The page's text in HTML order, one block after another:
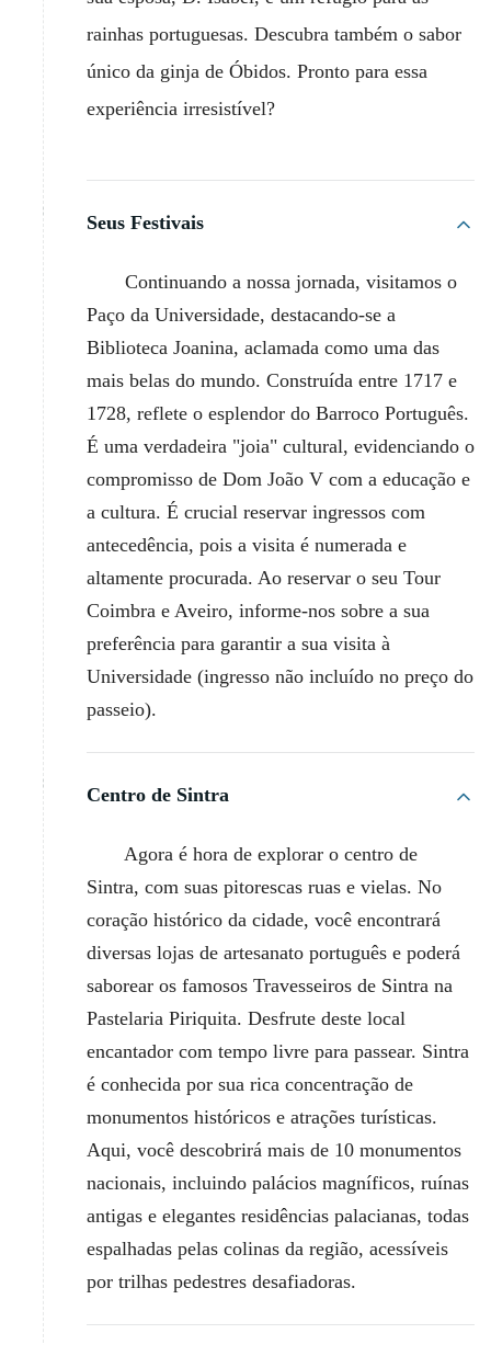
rainhas portuguesas. Descubra também o sabor
único da ginja de Óbidos. Pronto para essa
experiência irresistível?
Seus Festivais
Continuando a nossa jornada, visitamos o
Paço da Universidade, destacando-se a
Biblioteca Joanina, aclamada como uma das
mais belas do mundo. Construída entre 1717 e
1728, reflete o esplendor do Barroco Português.
É uma verdadeira "joia" cultural, evidenciando o
compromisso de Dom João V com a educação e
a cultura. É crucial reservar ingressos com
antecedência, pois a visita é numerada e
altamente procurada. Ao reservar o seu Tour
Coimbra e Aveiro, informe-nos sobre a sua
preferência para garantir a sua visita à
Universidade (ingresso não incluído no preço do
passeio).
Centro de Sintra
Agora é hora de explorar o centro de
Sintra, com suas pitorescas ruas e vielas. No
coração histórico da cidade, você encontrará
diversas lojas de artesanato português e poderá
saborear os famosos Travesseiros de Sintra na
Pastelaria Piriquita. Desfrute deste local
encantador com tempo livre para passear. Sintra
é conhecida por sua rica concentração de
monumentos históricos e atrações turísticas.
Aqui, você descobrirá mais de 10 monumentos
nacionais, incluindo palácios magníficos, ruínas
antigas e elegantes residências palacianas, todas
espalhadas pelas colinas da região, acessíveis
por trilhas pedestres desafiadoras.